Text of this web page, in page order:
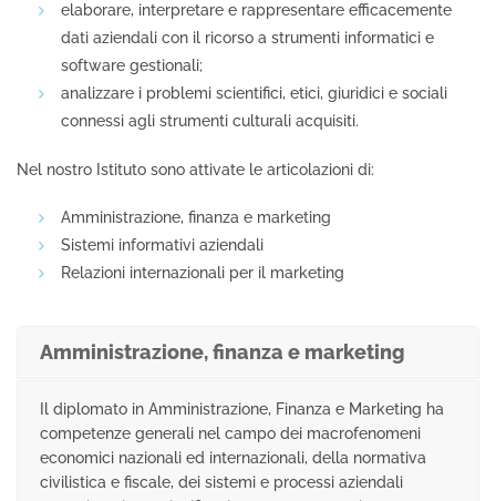
elaborare, interpretare e rappresentare efficacemente
dati aziendali con il ricorso a strumenti informatici e
software gestionali;
analizzare i problemi scientifici, etici, giuridici e sociali
connessi agli strumenti culturali acquisiti.
Nel nostro Istituto sono attivate le articolazioni di:
Amministrazione, finanza e marketing
Sistemi informativi aziendali
Relazioni internazionali per il marketing
Amministrazione, finanza e marketing
Il diplomato in Amministrazione, Finanza e Marketing ha
competenze generali nel campo dei macrofenomeni
economici nazionali ed internazionali, della normativa
civilistica e fiscale, dei sistemi e processi aziendali